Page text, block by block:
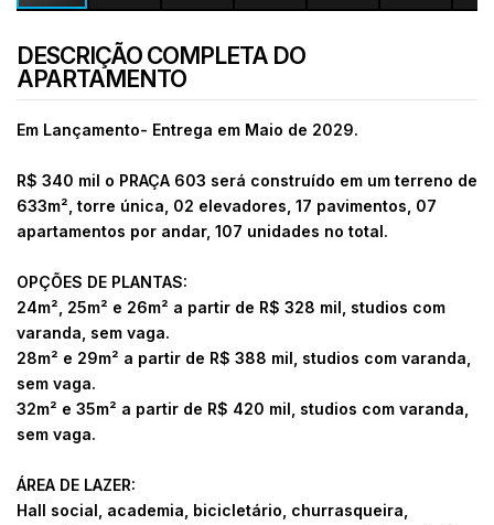
DESCRIÇÃO COMPLETA DO
APARTAMENTO
Em Lançamento- Entrega em Maio de 2029.
R$ 340 mil o PRAÇA 603 será construído em um terreno de
633m², torre única, 02 elevadores, 17 pavimentos, 07
apartamentos por andar, 107 unidades no total.
OPÇÕES DE PLANTAS:
24m², 25m² e 26m² a partir de R$ 328 mil, studios com
varanda, sem vaga.
28m² e 29m² a partir de R$ 388 mil, studios com varanda,
sem vaga.
32m² e 35m² a partir de R$ 420 mil, studios com varanda,
sem vaga.
ÁREA DE LAZER:
Hall social, academia, bicicletário, churrasqueira,